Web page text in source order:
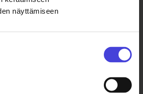
näyttämiseen
oppilaiden Kiira